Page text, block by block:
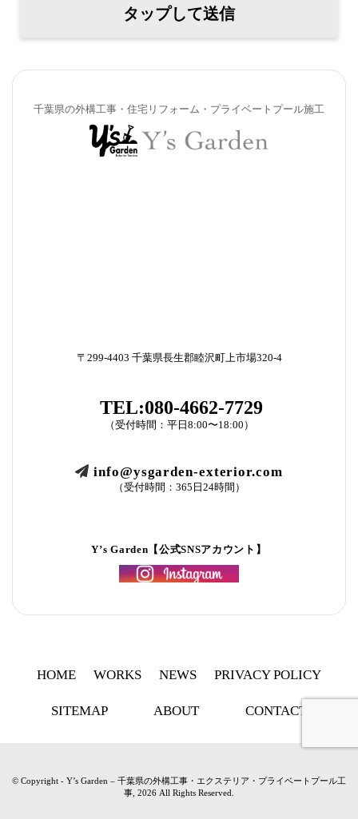
千葉県の外構工事・住宅リフォーム・プライベートプール施工
〒299-4403 千葉県長生郡睦沢町上市場320-4
TEL:080-4662-7729
（受付時間：平日8:00〜18:00）
info@ysgarden-exterior.com
（受付時間：365日24時間）
Y’s Garden【公式SNSアカウント】
HOME WORKS NEWS PRIVACY POLICY
SITEMAP ABOUT CONTACT
© Copyright - Y’s Garden – 千葉県の外構工事・エクステリア・プライベートプール工
事, 2026 All Rights Reserved.